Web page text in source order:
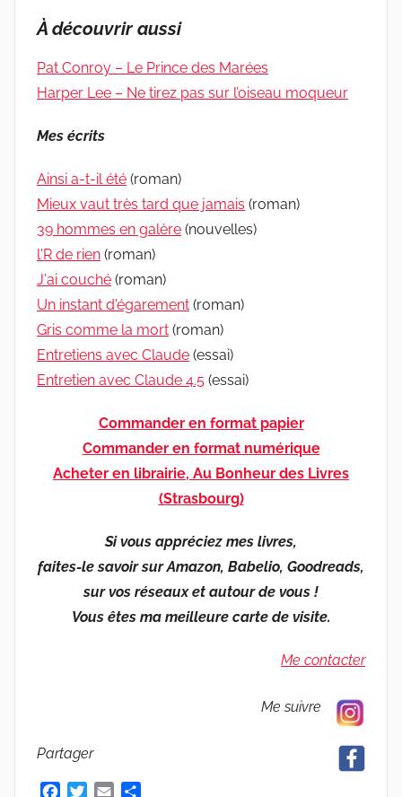
À découvrir aussi
Pat Conroy – Le Prince des Marées
Harper Lee – Ne tirez pas sur l’oiseau moqueur
Mes écrits
Ainsi a-t-il été (roman)
Mieux vaut très tard que jamais (roman)
39 hommes en galère (nouvelles)
l'R de rien (roman)
J'ai couché (roman)
Un instant d'égarement (roman)
Gris comme la mort (roman)
Entretiens avec Claude (essai)
Entretien avec Claude 4.5 (essai)
Commander en format papier
Commander en format numérique
Acheter en librairie, Au Bonheur des Livres
(Strasbourg)
Si vous appréciez mes livres,
faites-le savoir sur Amazon, Babelio, Goodreads,
sur vos réseaux et autour de vous !
Vous êtes ma meilleure carte de visite.
Me contacter
Me suivre
Partager